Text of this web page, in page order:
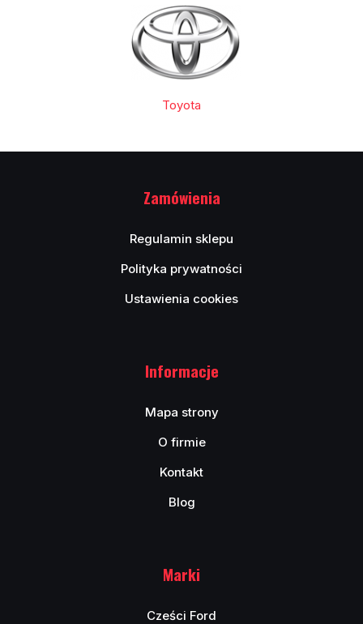
Toyota
Zamówienia
Regulamin sklepu
Polityka prywatności
Ustawienia cookies
Informacje
Mapa strony
O firmie
Kontakt
Blog
Marki
Cześci Ford